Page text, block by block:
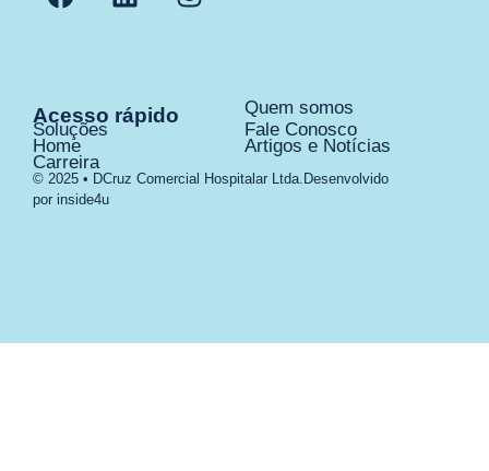
Acesso rápido
Soluções
Home
Carreira
Quem somos
Fale Conosco
Artigos e Notícias
© 2025 • DCruz Comercial Hospitalar Ltda. Desenvolvido
por inside4u